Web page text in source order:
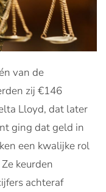
van de
zij €146
Lloyd, dat later
ging dat geld in
een kwalijke rol
keurden
achteraf